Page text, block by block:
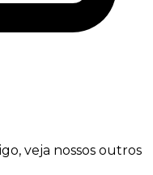
veja nossos outros